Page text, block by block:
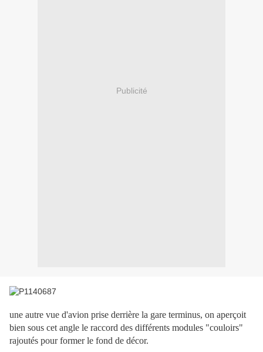
Publicité
une autre vue d'avion prise derrière la gare terminus, on aperçoit
bien sous cet angle le raccord des différents modules "couloirs"
rajoutés pour former le fond de décor.